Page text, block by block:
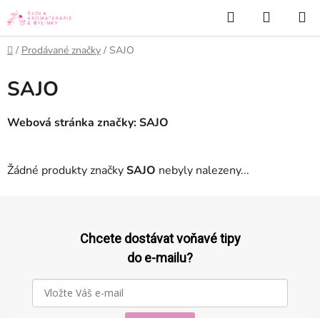
Přejít
na
obsah
Hledat
KOŠÍK
Domů
/ Prodávané značky / SAJO
SAJO
Webová stránka značky:SAJO
Žádné produkty značkySAJO nebyly nalezeny...
Chcete dostávat voňavé tipy
do e-mailu?